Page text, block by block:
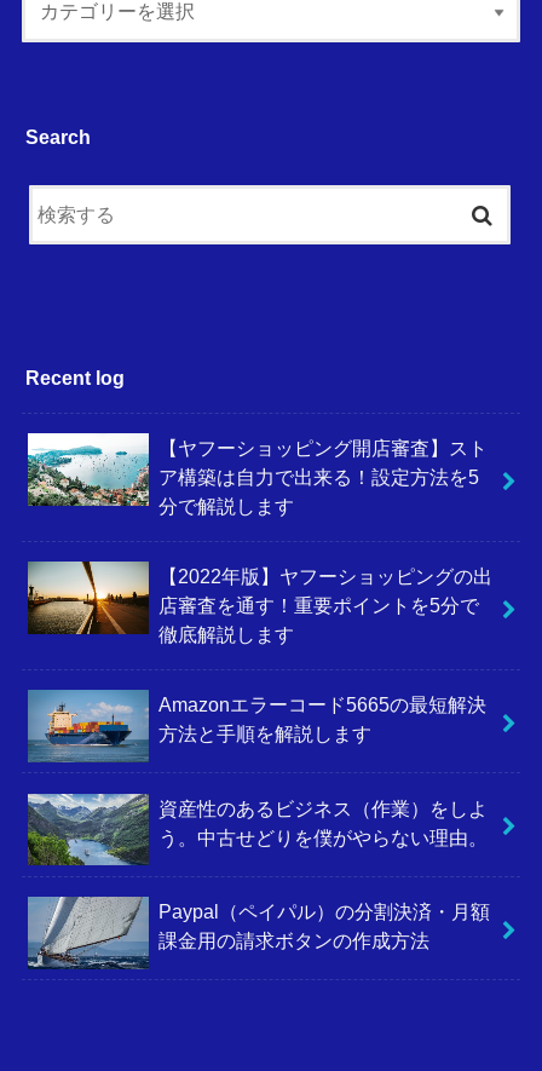
Search
Recent log
【ヤフーショッピング開店審査】スト
ア構築は自力で出来る！設定方法を5
分で解説します
【2022年版】ヤフーショッピングの出
店審査を通す！重要ポイントを5分で
徹底解説します
Amazonエラーコード5665の最短解決
方法と手順を解説します
資産性のあるビジネス（作業）をしよ
う。中古せどりを僕がやらない理由。
Paypal（ペイパル）の分割決済・月額
課金用の請求ボタンの作成方法